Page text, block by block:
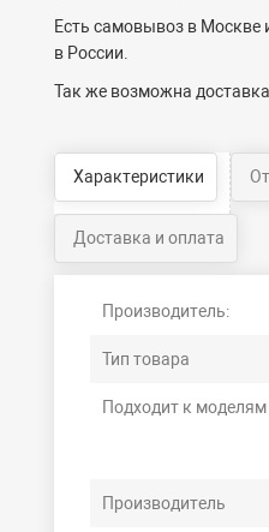
Есть самовывоз в Москве
в России.
Так же возможна
Характеристики
Доставка и оплата
Производитель:
Тип товара
Подходит к моделям
Производитель